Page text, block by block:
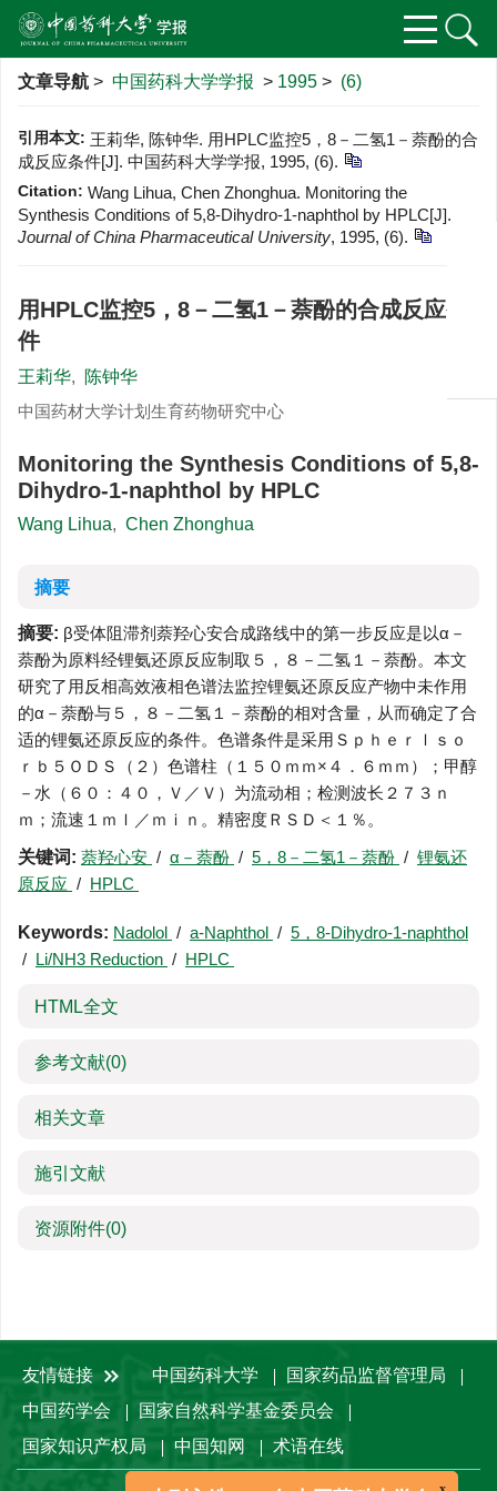
文章导航 > 中国药科大学学报 > 1995 > (6)
引用本文: 王莉华, 陈钟华. 用HPLC监控5，8－二氢1－萘酚的合
成反应条件[J]. 中国药科大学学报, 1995, (6).
Citation: Wang Lihua, Chen Zhonghua. Monitoring the
Synthesis Conditions of 5,8-Dihydro-1-naphthol by HPLC[J].
Journal of China Pharmaceutical University, 1995, (6).
用HPLC监控5，8－二氢1－萘酚的合成反应条
件
王莉华,
陈钟华
中国药材大学计划生育药物研究中心
Monitoring the Synthesis Conditions of 5,8-
Dihydro-1-naphthol by HPLC
Wang Lihua, Chen Zhonghua
摘要
摘要: β受体阻滞剂萘羟心安合成路线中的第一步反应是以α－
萘酚为原料经锂氨还原反应制取５，８－二氢１－萘酚。本文
研究了用反相高效液相色谱法监控锂氨还原反应产物中未作用
的α－萘酚与５，８－二氢１－萘酚的相对含量，从而确定了合
适的锂氨还原反应的条件。色谱条件是采用Ｓｐｈｅｒｌｓｏ
ｒｂ５ＯＤＳ（２）色谱柱（１５０ｍｍ×４．６ｍｍ）；甲醇
－水（６０：４０，Ｖ／Ｖ）为流动相；检测波长２７３ｎ
ｍ；流速１ｍｌ／ｍｉｎ。精密度ＲＳＤ＜１％。
关键词: 萘羟心安 / α－萘酚 / 5，8－二氢1－萘酚 / 锂氨还
原反应 / HPLC
Keywords: Nadolol / a-Naphthol / 5，8-Dihydro-1-naphthol
/ Li/NH3 Reduction / HPLC
HTML全文
参考文献(0)
相关文章
施引文献
资源附件(0)
友情链接 中国药科大学
国家药品监督管理局
中国药学会
国家自然科学基金委员会
国家知识产权局
中国知网 术语在线